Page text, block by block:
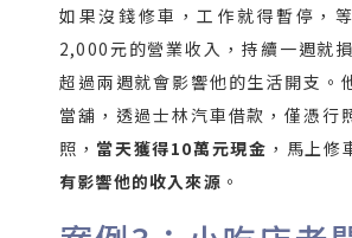
如果沒錢修車，工作就得暫停，
2,000元的營業收入，持續一週就
超過兩週就會影響他的生活開支。
當舖，透過士林汽車借款，僅憑行
照， 當天獲得10萬元現金 ，馬上修
有影響他的收入來源 。